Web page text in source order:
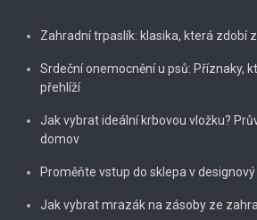
Zahradní trpaslík: klasika, která zdobí
Srdeční onemocnění u psů: Příznaky,
přehlíží
Jak vybrat ideální krbovou vložku?
domov
Proměňte vstup do sklepa v
Jak vybrat mrazák na zásoby ze